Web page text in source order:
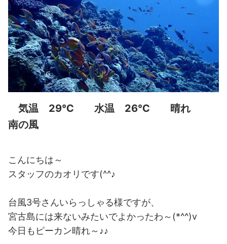
気温 29℃ 水温 26℃ 晴れ
南の風
こんにちは～
スタッフのカオリです(^^♪
台風3号さんいらっしゃる様ですが、
宮古島には来ないみたいでよかったわ～(*^^)v
今日もピーカン晴れ～♪♪